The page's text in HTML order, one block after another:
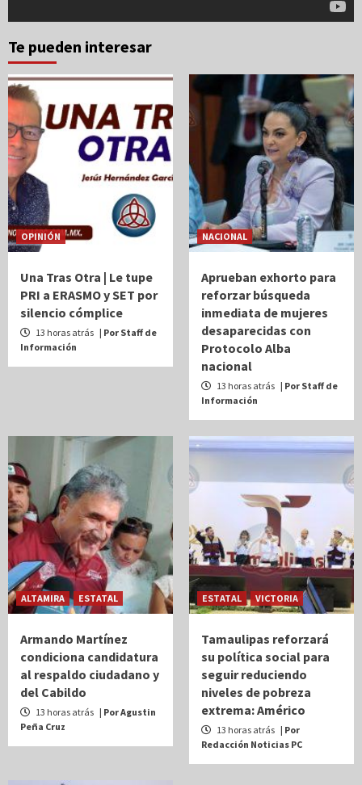
Te pueden interesar
OPINIÓN
Una Tras Otra | Le tupe
PRI a ERASMO y SET por
silencio cómplice
13 horas atrás | Por Staff de
Información
NACIONAL
Aprueban exhorto para
reforzar búsqueda
inmediata de mujeres
desaparecidas con
Protocolo Alba
nacional
13 horas atrás | Por Staff de
Información
ALTAMIRA ESTATAL
Armando Martínez
condiciona candidatura
al respaldo ciudadano y
del Cabildo
13 horas atrás | Por Agustin
Peña Cruz
ESTATAL VICTORIA
Tamaulipas reforzará
su política social para
seguir reduciendo
niveles de pobreza
extrema: Américo
13 horas atrás | Por
Redacción Noticias PC